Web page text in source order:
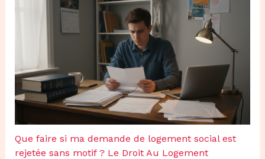
Que faire si ma demande de logement social est
rejetée sans motif ? Le Droit Au Logement